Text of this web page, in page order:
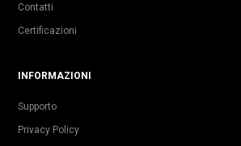
Contatti
Certificazioni
INFORMAZIONI
Supporto
Privacy Policy